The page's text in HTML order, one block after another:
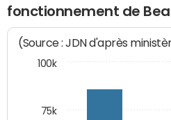
fonctionnement de
(Source : JDN d'après
100k
75k